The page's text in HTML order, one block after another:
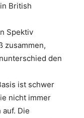
British
Spektiv
zusammen,
den
ist schwer
nicht immer
Die